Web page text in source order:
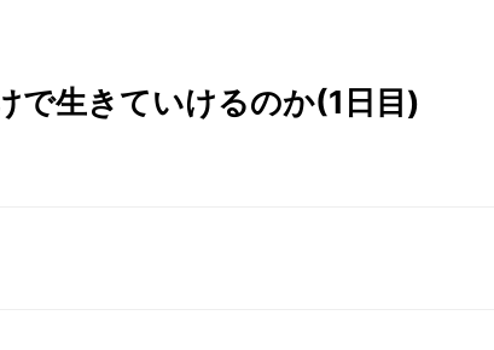
で生きていけるのか(1日目)